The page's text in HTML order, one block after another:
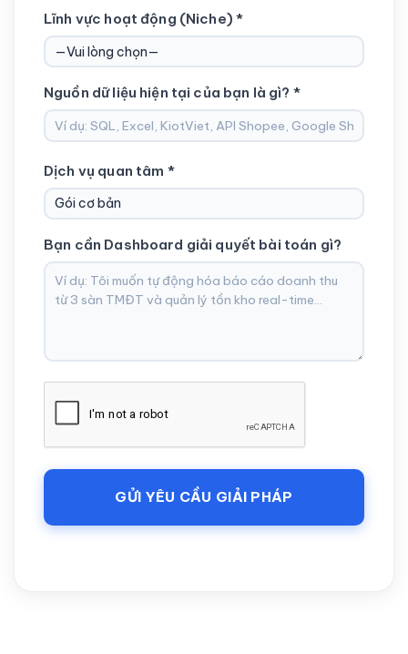
Lĩnh vực hoạt động (Niche) *
Nguồn dữ liệu hiện tại của bạn là gì? *
Dịch vụ quan tâm *
Bạn cần Dashboard giải quyết bài toán gì?